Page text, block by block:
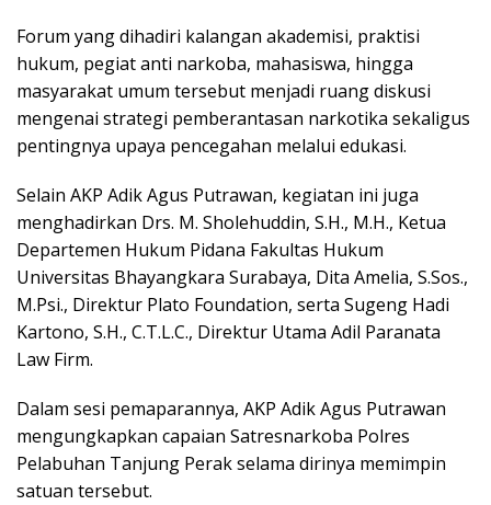
Forum yang dihadiri kalangan akademisi, praktisi
hukum, pegiat anti narkoba, mahasiswa, hingga
masyarakat umum tersebut menjadi ruang diskusi
mengenai strategi pemberantasan narkotika sekaligus
pentingnya upaya pencegahan melalui edukasi.
Selain AKP Adik Agus Putrawan, kegiatan ini juga
menghadirkan Drs. M. Sholehuddin, S.H., M.H., Ketua
Departemen Hukum Pidana Fakultas Hukum
Universitas Bhayangkara Surabaya, Dita Amelia, S.Sos.,
M.Psi., Direktur Plato Foundation, serta Sugeng Hadi
Kartono, S.H., C.T.L.C., Direktur Utama Adil Paranata
Law Firm.
Dalam sesi pemaparannya, AKP Adik Agus Putrawan
mengungkapkan capaian Satresnarkoba Polres
Pelabuhan Tanjung Perak selama dirinya memimpin
satuan tersebut.